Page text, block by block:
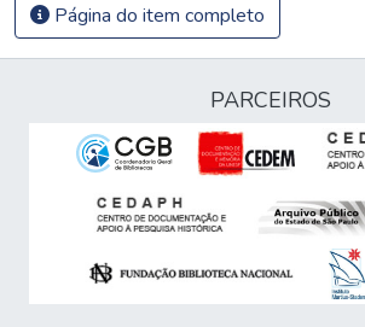
Página do item completo
PARCEIROS